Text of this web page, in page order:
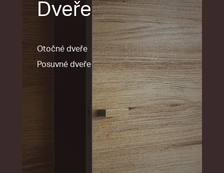
Dveře
Otočné dveře
Posuvné dveře